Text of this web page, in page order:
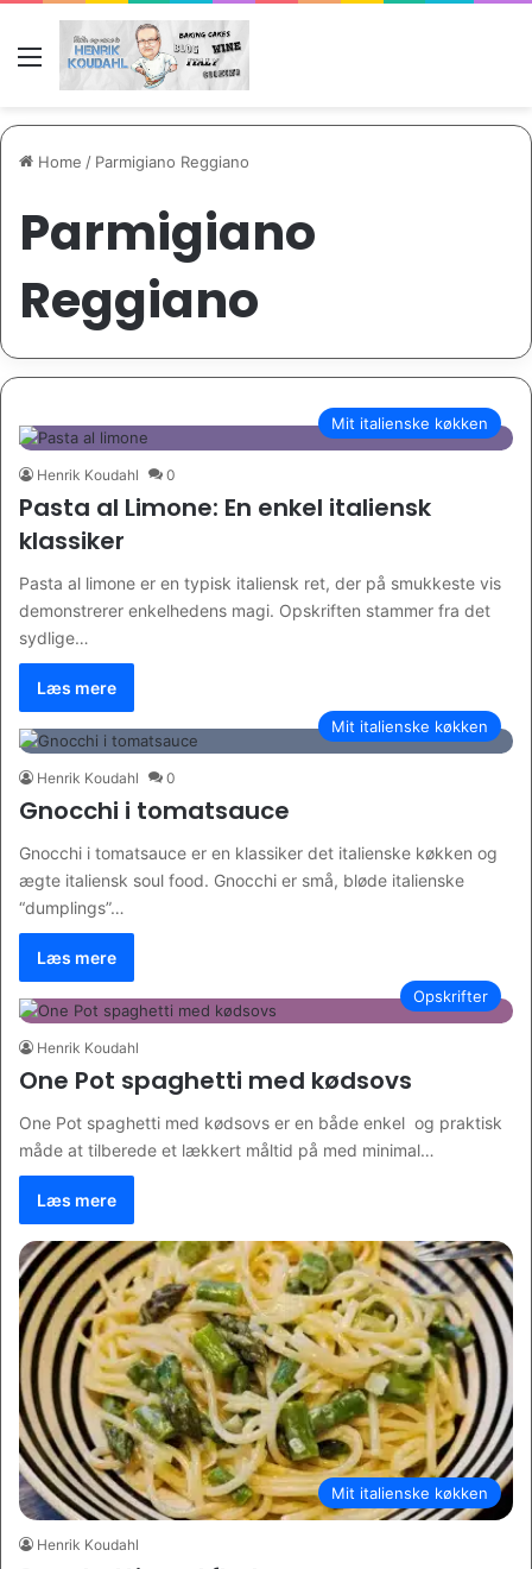
Menu
Home / Parmigiano Reggiano
Parmigiano
Reggiano
Mit italienske køkken
Henrik Koudahl 0
Pasta al Limone: En enkel italiensk
klassiker
Pasta al limone er en typisk italiensk ret, der på smukkeste vis
demonstrerer enkelhedens magi. Opskriften stammer fra det
sydlige…
Læs mere
Mit italienske køkken
Henrik Koudahl 0
Gnocchi i tomatsauce
Gnocchi i tomatsauce er en klassiker det italienske køkken og
ægte italiensk soul food. Gnocchi er små, bløde italienske
“dumplings”…
Læs mere
Opskrifter
Henrik Koudahl
One Pot spaghetti med kødsovs
One Pot spaghetti med kødsovs er en både enkel og praktisk
måde at tilberede et lækkert måltid på med minimal…
Læs mere
Mit italienske køkken
Henrik Koudahl